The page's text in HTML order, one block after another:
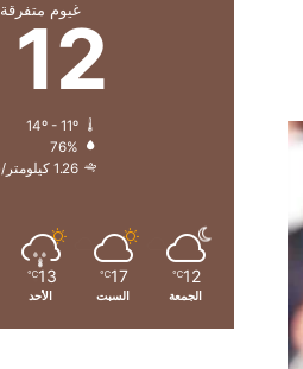
غيوم متفرقة
12
14º - 11º
76%
1.26 كيلومتر/ساعة
12
℃
الجمعة
17
℃
السبت
13
℃
الأحد